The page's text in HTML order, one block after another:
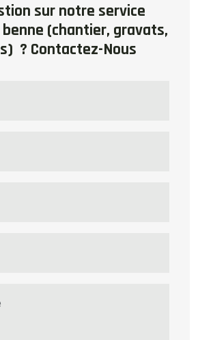
sur notre service
(chantier, gravats,
? Contactez-Nous